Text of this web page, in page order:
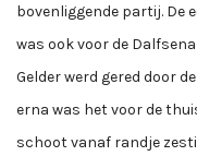
bovenliggende partij. De
was ook voor de
Gelder werd gered door
erna was het voor de
schoot vanaf randje